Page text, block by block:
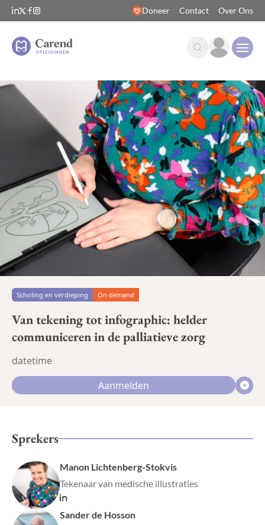
Doneer Contact Over Ons
Scholing en verdieping On demand
Van tekening tot infographic: helder
communiceren in de palliatieve zorg
datetime
Aanmelden
Sprekers
Manon Lichtenberg-Stokvis
Tekenaar van medische illustraties
Sander de Hosson